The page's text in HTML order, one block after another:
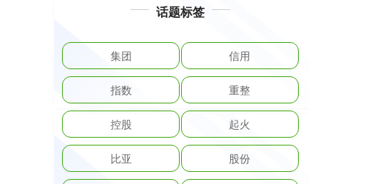
话题标签
集团 信用
指数 重整
控股 起火
比亚 股份